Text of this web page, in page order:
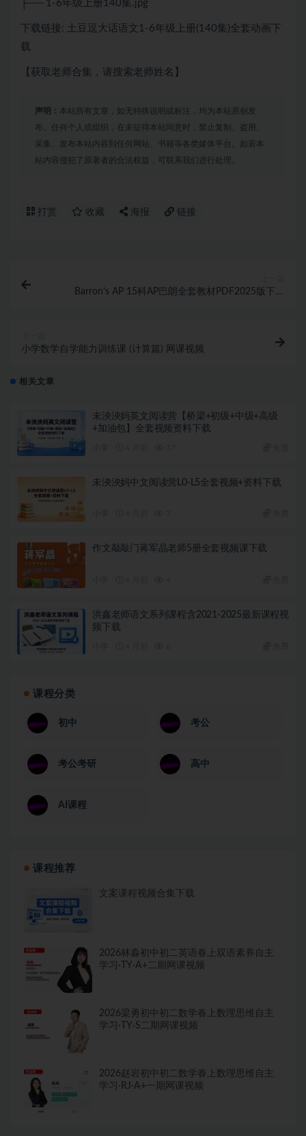
├── 1-6年级上册140集.jpg
下载链接: 土豆逗大话语文1-6年级上册(140集)全套动画下
载
【获取老师合集，请搜索老师姓名】
声明： 本站所有文章，如无特殊说明或标注，均为本站原创发
布。任何个人或组织，在未征得本站同意时，禁止复制、盗用、
采集、发布本站内容到任何网站、书籍等各类媒体平台。如若本
站内容侵犯了原著者的合法权益，可联系我们进行处理。
打赏 收藏 海报 链接
Barron’s AP 15科AP巴朗全套教材PDF2025版下载
小学数学自学能力训练课 (计算篇) 网课视频
相关文章
未泱泱妈英文阅读营【桥梁+初级+中级+高级
+加油包】全套视频资料下载
未泱泱妈中文阅读营L0-L5全套视频+资料下载
作文敲敲门蒋军晶老师5册全套视频课下载
洪鑫老师语文系列课程含2021-2025最新课程视
频下载
课程分类
初中 考公
考公考研 高中
AI课程
课程推荐
文案课程视频合集下载
2026林淼初中初二英语春上双语素养自主
学习·TY·A+二期网课视频
2026梁勇初中初二数学春上数理思维自主
学习·TY·S二期网课视频
2026赵岩初中初二数学春上数理思维自主
学习·RJ·A+一期网课视频